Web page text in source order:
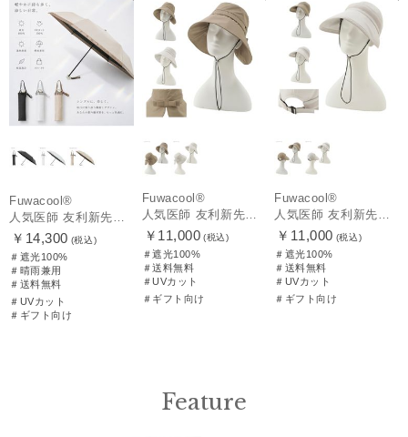
Fuwacool®
￥14,300 (税込)
＃遮光100%
＃晴雨兼用
＃送料無料
＃UVカット
＃ギフト向け
Fuwacool®
￥11,000 (税込)
＃遮光100%
＃送料無料
＃UVカット
＃ギフト向け
Fuwacool®
￥11,000 (税込)
＃遮光100%
＃送料無料
＃UVカット
＃ギフト向け
Feature